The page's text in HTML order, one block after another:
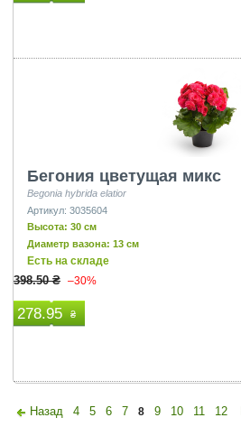
Бегония цветущая микс
Begonia hybrida elatior
Артикул: 3035604
Высота: 30 см
Диаметр вазона: 13 см
Есть на складе
398.50 ₴ –30%
278.95 ₴
Назад 4 5 6 7 8 9 10 11 12